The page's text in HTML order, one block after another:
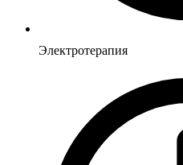
Электротерапия